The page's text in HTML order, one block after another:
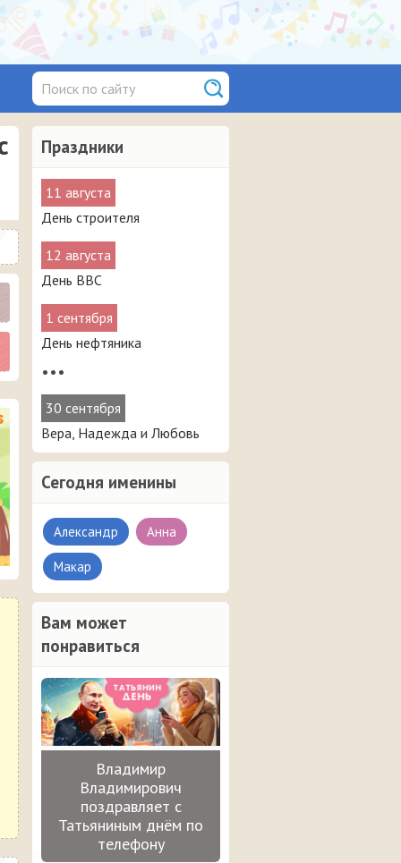
Праздники
11 августа
День строителя
12 августа
День ВВС
1 сентября
День нефтяника
•••
30 сентября
Вера, Надежда и Любовь
Сегодня именины
Александр Анна
Макар
Вам может
понравиться
Владимир
Владимирович
поздравляет с
Татьяниным днём по
телефону